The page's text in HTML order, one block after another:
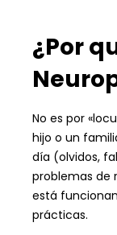
¿Por
No es por
hijo o un
día (olvidos,
problemas de
está
prácticas.